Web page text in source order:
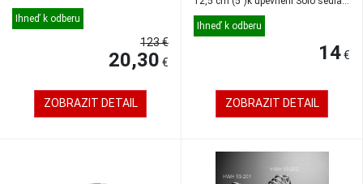
Ihneď k odberu
123 €
20,30 €
ZOBRAZIT DETAIL
sú pot...
Ihneď k odberu
14€
ZOBRAZIT DETAIL